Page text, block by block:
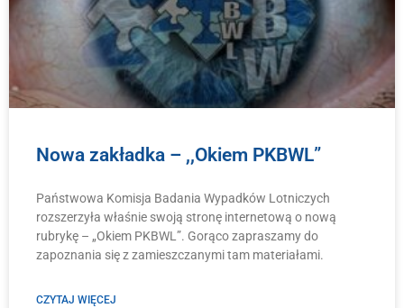
Nowa zakładka – ,,Okiem PKBWL”
Państwowa Komisja Badania Wypadków Lotniczych
rozszerzyła właśnie swoją stronę internetową o nową
rubrykę – „Okiem PKBWL”. Gorąco zapraszamy do
zapoznania się z zamieszczanymi tam materiałami.
CZYTAJ WIĘCEJ